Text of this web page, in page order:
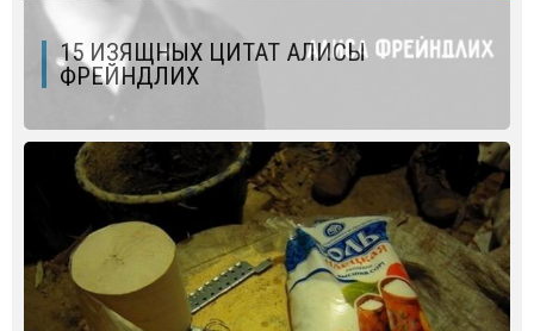
15 ИЗЯЩНЫХ ЦИТАТ АЛИСЫ
ФРЕЙНДЛИХ